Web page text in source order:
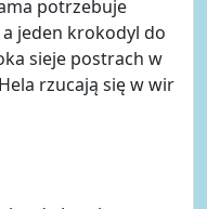
potrzebuje
jeden krokodyl do
sieje postrach w
rzucają się w wir